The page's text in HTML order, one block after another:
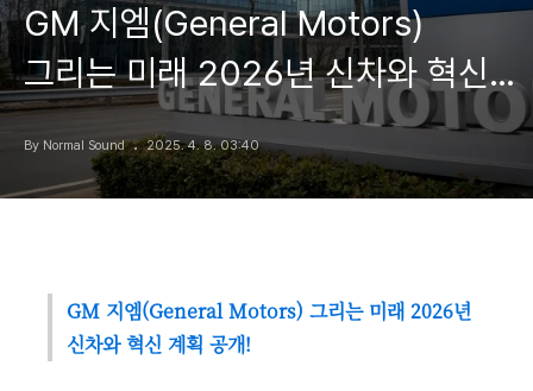
GM 지엠(General Motors)
그리는 미래 2026년 신차와 혁신
계획 공개!
By Normal Sound 2025. 4. 8. 03:40
GM 지엠(General Motors) 그리는 미래 2026년
신차와 혁신 계획 공개!